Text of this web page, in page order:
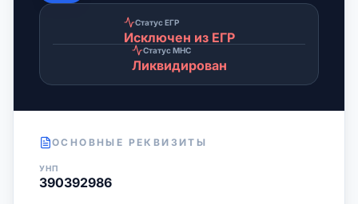
Статус ЕГР
Исключен из ЕГР
Статус МНС
Ликвидирован
ОСНОВНЫЕ РЕКВИЗИТЫ
УНП
390392986